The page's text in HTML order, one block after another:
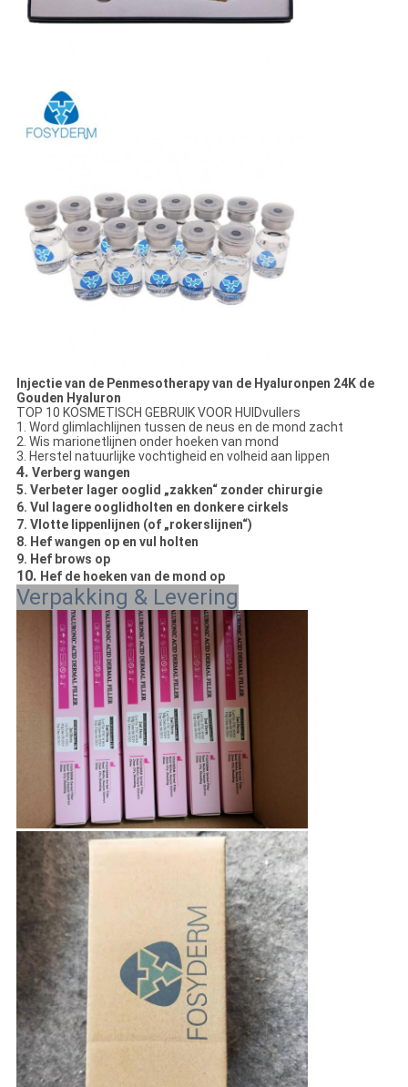
Injectie van de Penmesotherapy van de Hyaluronpen 24K de
Gouden Hyaluron
TOP 10 KOSMETISCH GEBRUIK VOOR HUIDvullers
1. Word glimlachlijnen tussen de neus en de mond zacht
2. Wis marionetlijnen onder hoeken van mond
3. Herstel natuurlijke vochtigheid en volheid aan lippen
4. Verberg wangen
5. Verbeter lager ooglid „zakken“ zonder chirurgie
6. Vul lagere ooglidholten en donkere cirkels
7. Vlotte lippenlijnen (of „rokerslijnen“)
8. Hef wangen op en vul holten
9. Hef brows op
10. Hef de hoeken van de mond op
Verpakking & Levering